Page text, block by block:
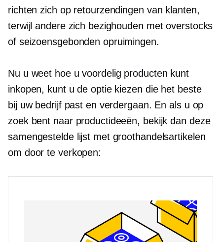
richten zich op retourzendingen van klanten,
terwijl andere zich bezighouden met overstocks
of seizoensgebonden opruimingen.
Nu u weet hoe u voordelig producten kunt
inkopen, kunt u de optie kiezen die het beste
bij uw bedrijf past en verdergaan. En als u op
zoek bent naar productideeën, bekijk dan deze
samengestelde lijst met groothandelsartikelen
om door te verkopen: